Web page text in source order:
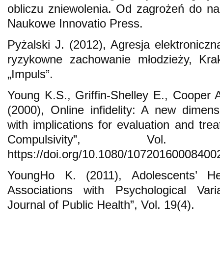
obliczu zniewolenia. Od zagrożeń do
Naukowe Innovatio Press.
Pyżalski J. (2012), Agresja
ryzykowne zachowanie młodzieży,
„Impuls”.
Young K.S., Griffin-Shelley E., Cooper
(2000), Online infidelity: A new
with implications for evaluation and
Compulsivity”,
https://doi.org/10.1080/
YoungHo K. (2011), Adolescents’
Associations with Psychological
Journal of Public Health”, Vol. 19(4).